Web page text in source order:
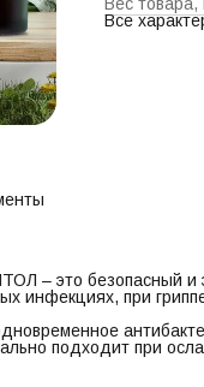
а также при
Все
– это безопасный
инфекциях, при
подходит при